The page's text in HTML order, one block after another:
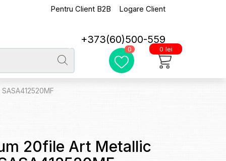
Pentru Client B2B Logare Client
+373(60)500-559
0 0 lei
20file Art Metallic